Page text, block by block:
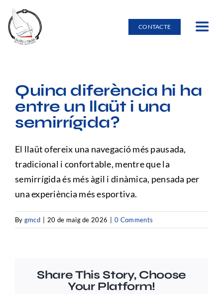
Skip
to
content
CONTACTE
Toggle
Lloguer d’embarcacions
Burricleta
Entorn natural
Escola nàutica
Preguntes freqüents (FAQ)
Quina diferència hi ha
entre un llaüt i una
semirrígida?
El llaüt ofereix una navegació més pausada,
tradicional i confortable, mentre que la
semirrígida és més àgil i dinàmica, pensada per
una experiència més esportiva.
By gmcd | 20 de maig de 2026 | 0 Comments
Share This Story, Choose
Your Platform!